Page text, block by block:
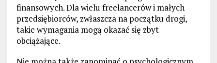
finansowych. Dla wielu freelancerów i małych
przedsiębiorców, zwłaszcza na początku drogi,
takie wymagania mogą okazać się zbyt
obciążające.